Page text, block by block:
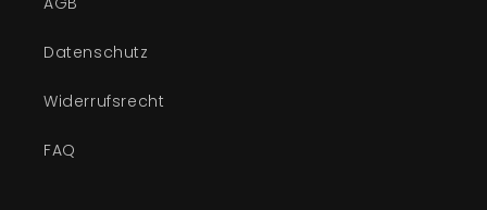
Datenschutz
Widerrufsrecht
FAQ